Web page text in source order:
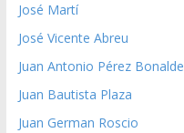
José Martí
José Vicente Abreu
Juan Antonio Pérez Bonalde
Juan Bautista Plaza
Juan German Roscio